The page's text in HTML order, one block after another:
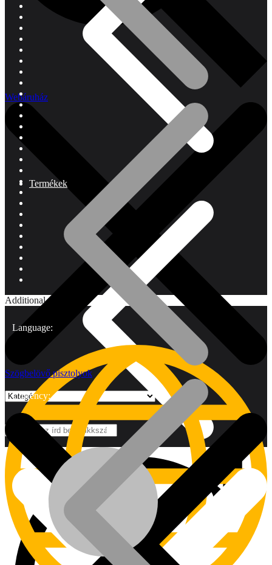
Termékek
Márkák
Additional
Language:
Currency:
Webáruház
Szögbelövő pisztolyok